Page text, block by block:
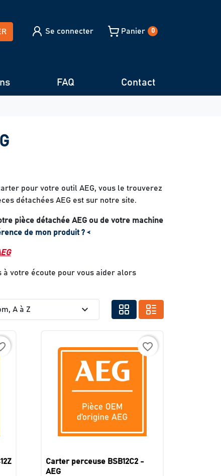
Se connecter Panier 0
FAQ Contact
pour votre outil AEG, vous le trouverez
détachées AEG est sur notre site.
pièce détachée AEG ou de votre machine
de mon produit ? <
à votre écoute pour vous aider alors
A à Z expand_more
favorite_border
Carter perceuse BSB12C2 -
AEG